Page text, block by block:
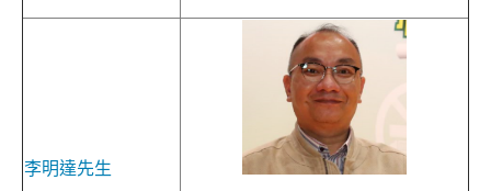
李明達先生